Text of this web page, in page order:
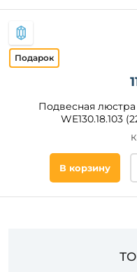
Подвесная
WE130.18.103
В корзину